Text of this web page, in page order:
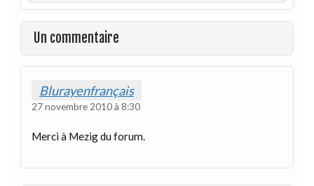
Un commentaire
Blurayenfrançais
27 novembre 2010 à 8:30
Merci à Mezig du forum.